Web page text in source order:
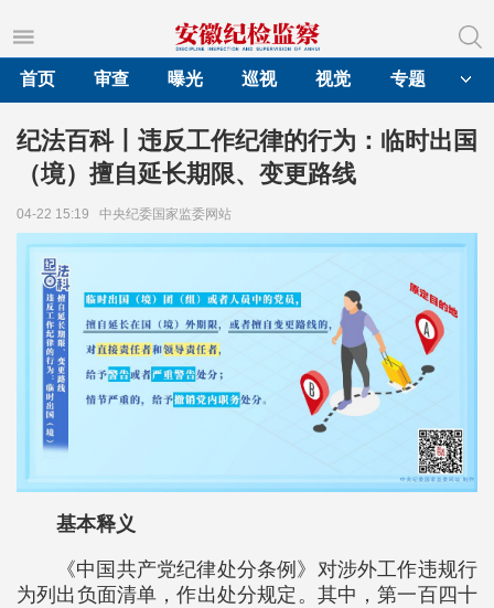
首页
审查 曝光 巡视 视觉 专题
纪法百科丨违反工作纪律的行为：临时出国
（境）擅自延长期限、变更路线
04-22 15:19 中央纪委国家监委网站
基本释义
《中国共产党纪律处分条例》对涉外工作违规行
为列出负面清单，作出处分规定。其中，第一百四十